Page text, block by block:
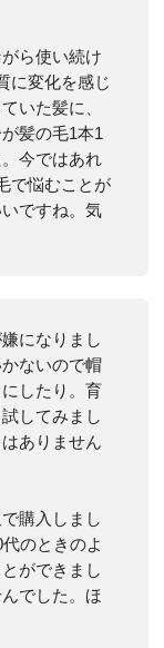
ら使い続け
に変化を感じ
いた髪に、
髪の毛1本1
今ではあれ
で悩むことが
ですね。気
になりまし
ないので帽
したり。育
してみまし
ありません
購入しまし
のときのよ
ができまし
でした。ほ